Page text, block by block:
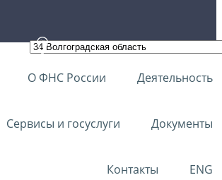
О ФНС России Деятельность
Сервисы и госуслуги Документы
Контакты ENG